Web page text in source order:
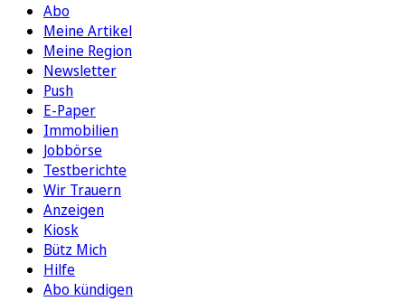
Abo
Meine Artikel
Meine Region
Newsletter
Push
E-Paper
Immobilien
Jobbörse
Testberichte
Wir Trauern
Anzeigen
Kiosk
Bütz Mich
Hilfe
Abo kündigen